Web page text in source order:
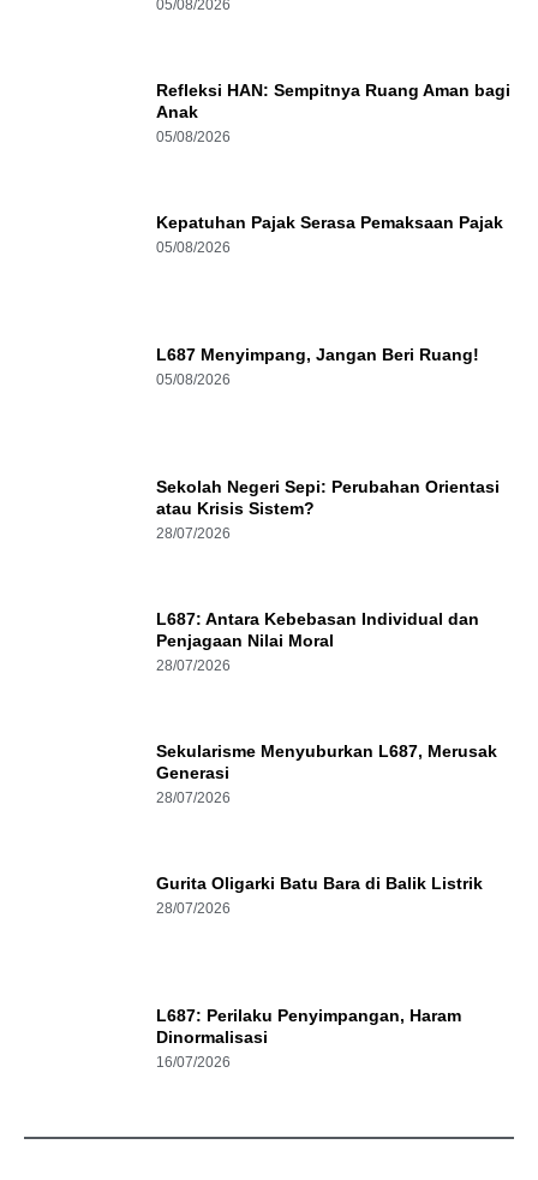
05/08/2026
Refleksi HAN: Sempitnya Ruang Aman bagi
Anak
05/08/2026
Kepatuhan Pajak Serasa Pemaksaan Pajak
05/08/2026
L687 Menyimpang, Jangan Beri Ruang!
05/08/2026
Sekolah Negeri Sepi: Perubahan Orientasi
atau Krisis Sistem?
28/07/2026
L687: Antara Kebebasan Individual dan
Penjagaan Nilai Moral
28/07/2026
Sekularisme Menyuburkan L687, Merusak
Generasi
28/07/2026
Gurita Oligarki Batu Bara di Balik Listrik
28/07/2026
L687: Perilaku Penyimpangan, Haram
Dinormalisasi
16/07/2026